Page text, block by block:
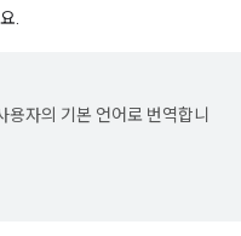
.
자의 기본 언어로 번역합니